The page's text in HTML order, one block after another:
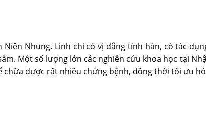
Nhung. Linh chi có vị đắng tính hàn, có tác
Một số lượng lớn các nghiên cứu khoa học tại
được rất nhiều chứng bệnh, đồng thời tối ưu